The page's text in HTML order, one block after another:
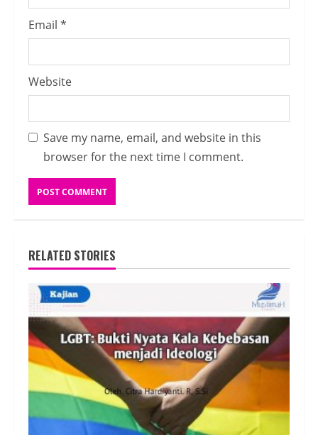
Email *
Website
Save my name, email, and website in this
browser for the next time I comment.
RELATED STORIES